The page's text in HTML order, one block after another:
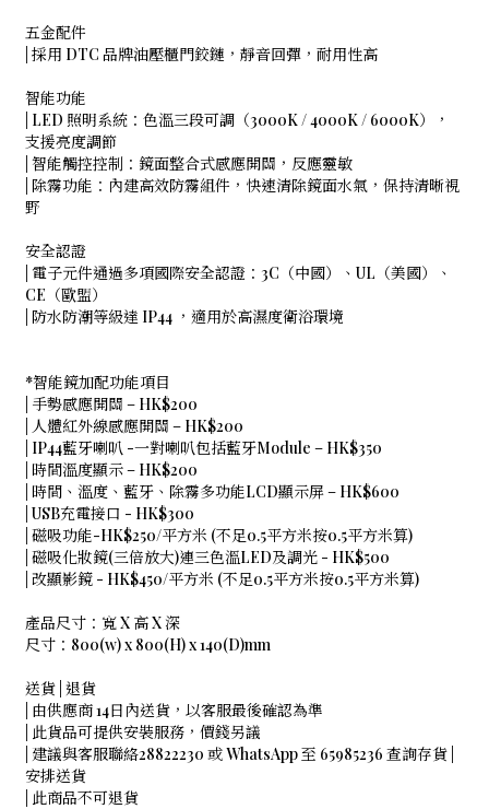
五金配件
| 採用 DTC 品牌油壓櫃門鉸鏈，靜音回彈，耐用性高
智能功能
| LED 照明系統：色溫三段可調（3000K / 4000K / 6000K），
支援亮度調節
| 智能觸控控制：鏡面整合式感應開關，反應靈敏
| 除霧功能：內建高效防霧組件，快速清除鏡面水氣，保持清晰視
野
安全認證
| 電子元件通過多項國際安全認證：3C（中國）、UL（美國）、
CE（歐盟）
| 防水防潮等級達 IP44 ，適用於高濕度衛浴環境
*智能鏡加配功能項目
| 手勢感應開關 – HK$200
| 人體紅外線感應開關 – HK$200
| IP44藍牙喇叭 -一對喇叭包括藍牙Module – HK$350
| 時間溫度顯示 – HK$200
| 時間、溫度、藍牙、除霧多功能LCD顯示屏 – HK$600
| USB充電接口 - HK$300
| 磁吸功能-HK$250/平方米 (不足0.5平方米按0.5平方米算)
| 磁吸化妝鏡(三倍放大)連三色溫LED及調光 - HK$500
| 改顯影鏡 - HK$450/平方米 (不足0.5平方米按0.5平方米算)
產品尺寸：寬 X 高 X 深
尺寸：800(w) x 800(H) x 140(D)mm
送貨 | 退貨
| 由供應商 14日內送貨，以客服最後確認為準
| 此貨品可提供安裝服務，價錢另議
| 建議與客服聯絡28822230 或 WhatsApp 至 65985236 查詢存貨 |
安排送貨
| 此商品不可退貨